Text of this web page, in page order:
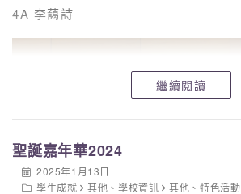
4A 李藹詩
繼續閱讀
聖誕嘉年華2024
2025年1月13日
學生成就
其他 、學校資訊 其他 、特色活動